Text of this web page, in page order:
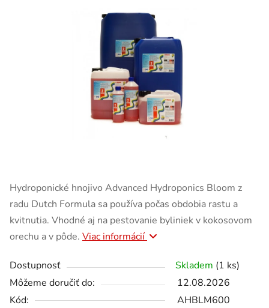
Hydroponické hnojivo Advanced Hydroponics Bloom z
radu Dutch Formula sa používa počas obdobia rastu a
kvitnutia. Vhodné aj na pestovanie byliniek v kokosovom
orechu a v pôde. Viac informácií
Dostupnosť Skladem (1 ks)
Môžeme doručiť do:
12.08.2026
Kód:
AHBLM600